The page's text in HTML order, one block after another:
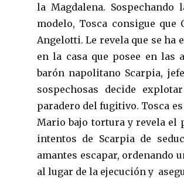
la Magdalena.
modelo, Tosca consigue
Angelotti. Le revela que se ha
en la casa que posee en las
barón napolitano Scarpia,
sospechosas decide
paradero del fugitivo. Tosca
Mario bajo tortura y revela el
intentos de Scarpia de
amantes escapar, ordenando
al lugar de la ejecución y